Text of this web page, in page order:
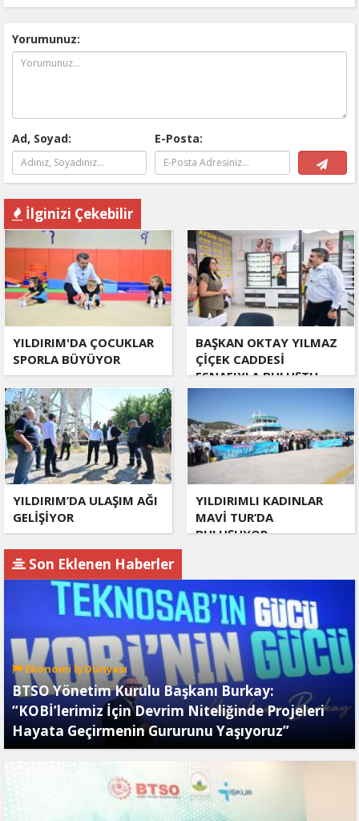
Yorumunuz:
Ad, Soyad: E-Posta:
İlginizi Çekebilir
YILDIRIM'DA ÇOCUKLAR
SPORLA BÜYÜYOR
BAŞKAN OKTAY YILMAZ
ÇİÇEK CADDESİ
ESNAFIYLA BULUŞTU
YILDIRIM’DA ULAŞIM AĞI
GELİŞİYOR
YILDIRIMLI KADINLAR
MAVİ TUR’DA
BULUŞUYOR
Son Eklenen Haberler
Ekonomi İş Dünyası
BTSO Yönetim Kurulu Başkanı Burkay:
“KOBİ’lerimiz İçin Devrim Niteliğinde Projeleri
Hayata Geçirmenin Gururunu Yaşıyoruz”